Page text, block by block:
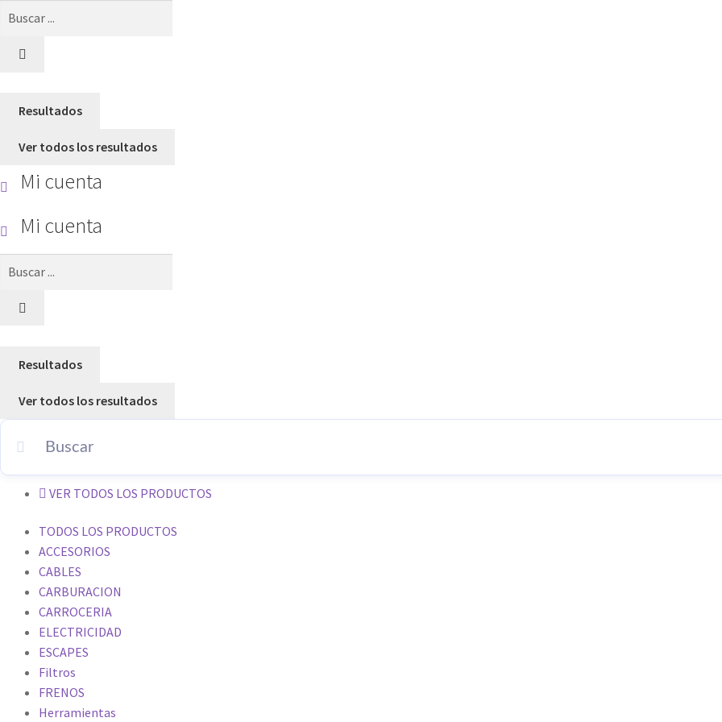
Resultados
Ver todos los resultados
Mi cuenta
Mi cuenta
Resultados
Ver todos los resultados
VER TODOS LOS PRODUCTOS
TODOS LOS PRODUCTOS
ACCESORIOS
CABLES
CARBURACION
CARROCERIA
ELECTRICIDAD
ESCAPES
Filtros
FRENOS
Herramientas